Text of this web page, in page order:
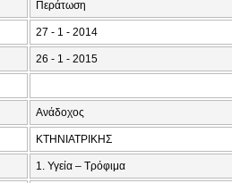
Περάτωση
27 - 1 - 2014
26 - 1 - 2015
Ανάδοχος
ΚΤΗΝΙΑΤΡΙΚΗΣ
1. Υγεία – Τρόφιμα